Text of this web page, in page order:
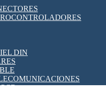
CARRERA
Y TC'S DE CORRIENTE
PROGRAMABLES
DIN